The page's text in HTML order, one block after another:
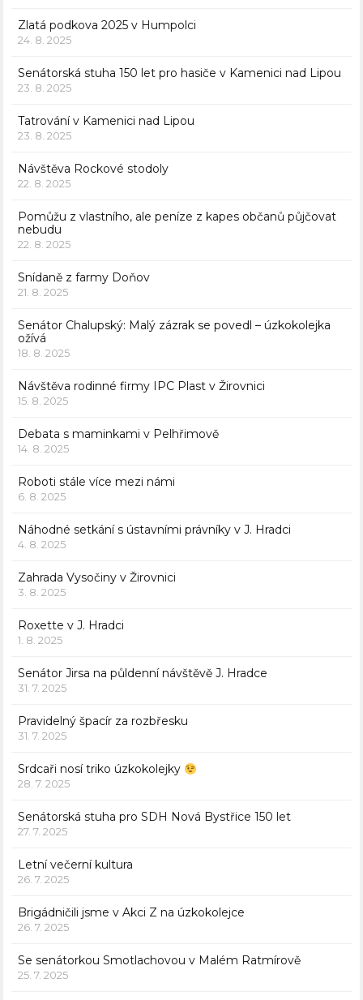
Zlatá podkova 2025 v Humpolci
24. 8. 2025
Senátorská stuha 150 let pro hasiče v Kamenici nad Lipou
23. 8. 2025
Tatrování v Kamenici nad Lipou
23. 8. 2025
Návštěva Rockové stodoly
22. 8. 2025
Pomůžu z vlastního, ale peníze z kapes občanů půjčovat
nebudu
22. 8. 2025
Snídaně z farmy Doňov
21. 8. 2025
Senátor Chalupský: Malý zázrak se povedl – úzkokolejka
ožívá
18. 8. 2025
Návštěva rodinné firmy IPC Plast v Žirovnici
15. 8. 2025
Debata s maminkami v Pelhřimově
14. 8. 2025
Roboti stále více mezi námi
6. 8. 2025
Náhodné setkání s ústavními právníky v J. Hradci
4. 8. 2025
Zahrada Vysočiny v Žirovnici
3. 8. 2025
Roxette v J. Hradci
1. 8. 2025
Senátor Jirsa na půldenní návštěvě J. Hradce
31. 7. 2025
Pravidelný špacír za rozbřesku
31. 7. 2025
Srdcaři nosí triko úzkokolejky
28. 7. 2025
Senátorská stuha pro SDH Nová Bystřice 150 let
27. 7. 2025
Letní večerní kultura
26. 7. 2025
Brigádničili jsme v Akci Z na úzkokolejce
26. 7. 2025
Se senátorkou Smotlachovou v Malém Ratmírově
25. 7. 2025